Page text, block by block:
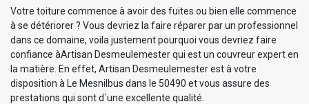
Votre toiture commence à avoir des fuites ou bien elle commence
à se détériorer ? Vous devriez la faire réparer par un professionnel
dans ce domaine, voila justement pourquoi vous devriez faire
confiance àArtisan Desmeulemester qui est un couvreur expert en
la matière. En effet, Artisan Desmeulemester est à votre
disposition à Le Mesnilbus dans le 50490 et vous assure des
prestations qui sont d`une excellente qualité.